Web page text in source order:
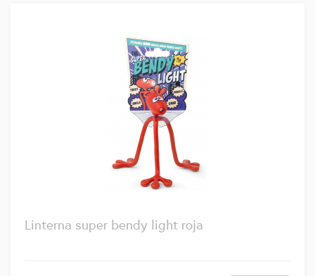
Linterna super bendy light roja